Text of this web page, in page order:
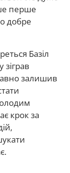
перше
добре
Базіл
залишив
крок за